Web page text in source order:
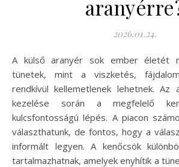
2026.01.24.
A külső aranyér sok ember életét megnehezíti, és a
tünetek, mint a viszketés,
rendkívül kellemetlenek lehetnek. Az
kezelése során a megfelelő
kulcsfontosságú lépés. A piacon
választhatunk, de fontos, hogy a
informált legyen. A kenőcsök
tartalmazhatnak, amelyek enyhítik a